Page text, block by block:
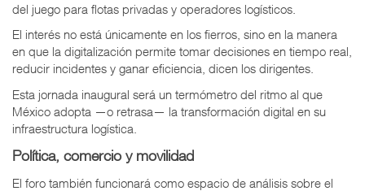
del juego para flotas privadas y operadores logísticos.
El interés no está únicamente en los fierros, sino en la manera
en que la digitalización permite tomar decisiones en tiempo real,
reducir incidentes y ganar eficiencia, dicen los dirigentes.
Esta jornada inaugural será un termómetro del ritmo al que
México adopta —o retrasa— la transformación digital en su
infraestructura logística.
Política, comercio y movilidad
El foro también funcionará como espacio de análisis sobre el